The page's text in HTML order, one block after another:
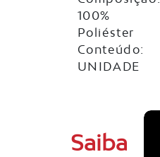
100%
Poliéster
Conteúdo:
UNIDADE
Saiba